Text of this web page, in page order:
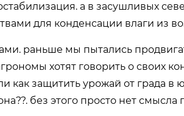
а в засушливых
для конденсации влаги из
раньше мы пытались
хотят говорить о своих
как защитить урожай от града
без этого просто нет смысла